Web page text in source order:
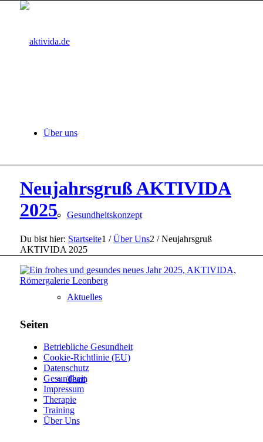
Über uns
Gesundheitskonzept
Aktuelles
Team
Neujahrsgruß AKTIVIDA
2025
Du bist hier: Startseite1 / Über Uns2 / Neujahrsgruß
AKTIVIDA 2025
Seiten
Betriebliche Gesundheit
Cookie-Richtlinie (EU)
Datenschutz
Gesundheit
Impressum
Therapie
Training
Über Uns